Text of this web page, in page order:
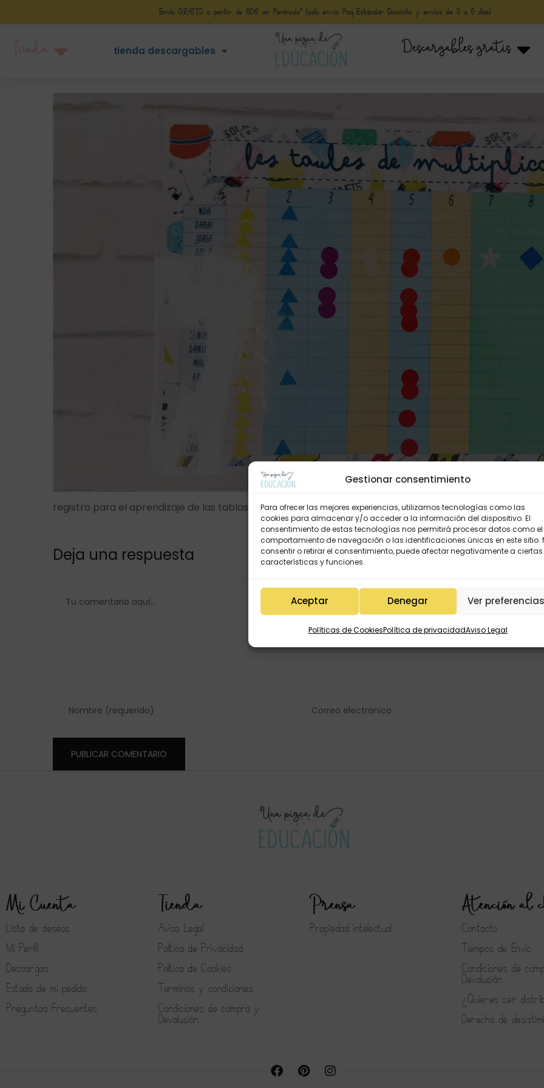
Gestionar consentimiento
Para ofrecer las mejores experiencias, utilizamos tecnologías como las
cookies para almacenar y/o acceder a la información del dispositivo. El
consentimiento de estas tecnologías nos permitirá procesar datos como el
comportamiento de navegación o las identificaciones únicas en este sitio.
consentir o retirar el consentimiento, puede afectar negativamente a ciertas
características y funciones.
Aceptar Denegar Ver
Políticas de CookiesPolítica de privacidadAviso Legal
Envío GRATIS a partir de 50€ en Península* (solo envio Paq Estándar Domicilio y envíos de 3 a 5 días)
tienda descargables Descargables gratis
registro para el aprendizaje de las tablas de multiplicar
Deja una respuesta
Mi Cuenta
Lista de deseos
Mi Perfil
Descargas
Estado de mi pedido
Preguntas Frecuentes
Tienda
Aviso Legal
Política de Privacidad
Política de Cookies
Terminos y condiciones
Condiciones de compra y
Devolución
Prensa
Propiedad intelectual
Atención al
Contacto
Tiempos de Envío
Condiciones de
Devolución
¿Quieres ser
Derecho de